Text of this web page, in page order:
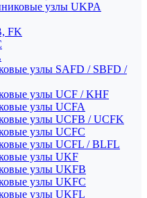
узлы UKPA
FK
узлы SAFD / SBFD /
узлы UCF / KHF
узлы UCFA
узлы UCFB / UCFK
узлы UCFC
узлы UCFL / BLFL
узлы UKF
узлы UKFB
узлы UKFC
узлы UKFL